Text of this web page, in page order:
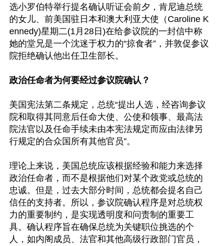
选小罗伯特举行提名确认听证会前夕，肯尼迪总统
的女儿、前美国驻日本和澳大利亚大使（Caroline K
ennedy)星期二(1月28日)在给参议院的一封信中称
她的堂兄是一个沈迷于权力的“掠食者”，并敦促参议
院拒绝确认他出任卫生部长。
政治任命者为何要经过参议院确认？
美国宪法第二条规定，总统“提出人选，经咨询参议
院和取得其同意后任命大使、公使和领事、最高法
院法官以及任命手续未由本宪法规定而应由法律另
行规定的合众国所有其他官员”。
理论上来说，美国总统应该根据经验和能力来选择
政治任命者，而不是根据他们对某个政党或总统的
忠诚。但是，过去大部分时间，总统都会提名自己
信任的支持者。所以，参议院确认程序是对总统权
力的重要制约，是实现透明度和问责制的重要工
具。确认程序旨在确保总统为关键职位挑选的个
人，如内阁成员、法官和其他高级行政部门官员，